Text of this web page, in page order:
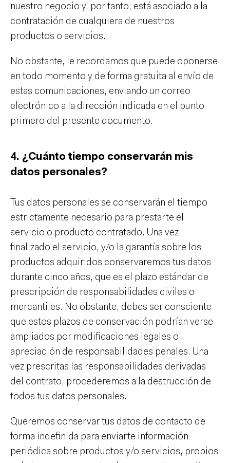
nuestro negocio y, por tanto, está asociado a la
contratación de cualquiera de nuestros
productos o servicios.
No obstante, le recordamos que puede oponerse
en todo momento y de forma gratuita al envío de
estas comunicaciones, enviando un correo
electrónico a la dirección indicada en el punto
primero del presente documento.
4. ¿Cuánto tiempo conservarán mis
datos personales?
Tus datos personales se conservarán el tiempo
estrictamente necesario para prestarte el
servicio o producto contratado. Una vez
finalizado el servicio, y/o la garantía sobre los
productos adquiridos conservaremos tus datos
durante cinco años, que es el plazo estándar de
prescripción de responsabilidades civiles o
mercantiles. No obstante, debes ser consciente
que estos plazos de conservación podrían verse
ampliados por modificaciones legales o
apreciación de responsabilidades penales. Una
vez prescritas las responsabilidades derivadas
del contrato, procederemos a la destrucción de
todos tus datos personales.
Queremos conservar tus datos de contacto de
forma indefinida para enviarte información
periódica sobre productos y/o servicios, propios